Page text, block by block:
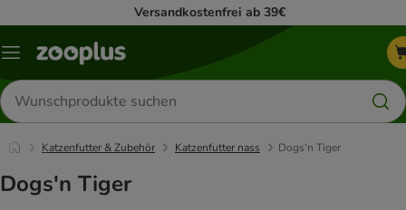
Versandkostenfrei ab 39€
Menü
Produkte
suchen
Katzenfutter & Zubehör Katzenfutter nass Dogs'n Tiger
Dogs'n Tiger